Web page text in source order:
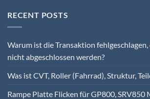
RECENT POSTS
Warum ist die Transaktion
nicht abgeschlossen werden?
Was ist CVT, Roller (Fahrrad), Struktur,
Rampe Platte Flicken für GP800, SRV850